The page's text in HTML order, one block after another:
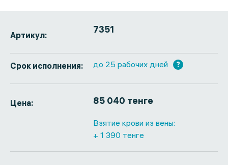
Артикул: 7351
Срок исполнения: до 25 рабочих дней ?
Цена: 85 040 тенге
Взятие крови из вены:
+ 1 390 тенге